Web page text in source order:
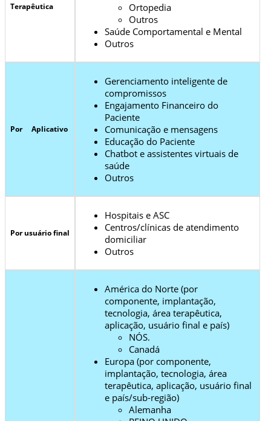
Terapêutica
Ortopedia
Outros
Saúde Comportamental e Mental
Outros
Por Aplicativo
Gerenciamento inteligente de
compromissos
Engajamento Financeiro do
Paciente
Comunicação e mensagens
Educação do Paciente
Chatbot e assistentes virtuais de
saúde
Outros
Por usuário final
Hospitais e ASC
Centros/clínicas de atendimento
domiciliar
Outros
América do Norte (por
componente, implantação,
tecnologia, área terapêutica,
aplicação, usuário final e país)
NÓS.
Canadá
Europa (por componente,
implantação, tecnologia, área
terapêutica, aplicação, usuário final
e país/sub-região)
Alemanha